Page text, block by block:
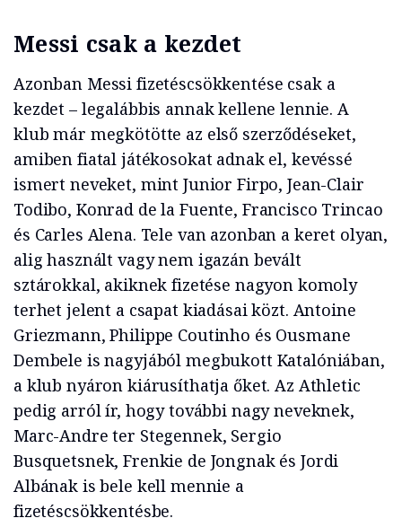
Messi csak a kezdet
Azonban Messi fizetéscsökkentése csak a
kezdet – legalábbis annak kellene lennie. A
klub már megkötötte az első szerződéseket,
amiben fiatal játékosokat adnak el, kevéssé
ismert neveket, mint Junior Firpo, Jean-Clair
Todibo, Konrad de la Fuente, Francisco Trincao
és Carles Alena. Tele van azonban a keret olyan,
alig használt vagy nem igazán bevált
sztárokkal, akiknek fizetése nagyon komoly
terhet jelent a csapat kiadásai közt. Antoine
Griezmann, Philippe Coutinho és Ousmane
Dembele is nagyjából megbukott Katalóniában,
a klub nyáron kiárusíthatja őket. Az Athletic
pedig arról ír, hogy további nagy neveknek,
Marc-Andre ter Stegennek, Sergio
Busquetsnek, Frenkie de Jongnak és Jordi
Albának is bele kell mennie a
fizetéscsökkentésbe.